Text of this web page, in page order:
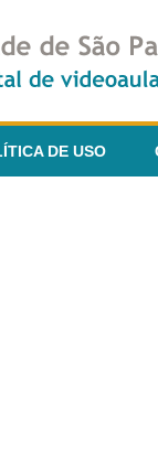
DE USO